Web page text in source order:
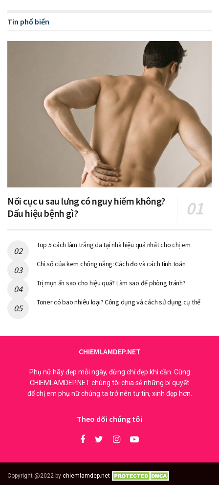
Tin phổ biến
Nổi cục u sau lưng có nguy hiểm không?
Dấu hiệu bệnh gì?
Top 5 cách làm trắng da tại nhà hiệu quả nhất cho chị em
Chỉ số của kem chống nắng: Cách đo và cách tính toán
Trị mụn ẩn sao cho hiệu quả? Làm sao để phòng tránh?
Toner có bao nhiêu loại? Công dụng và cách sử dụng cụ thể
CHIEMLAMDEP.NET
Phụ nữ hãy đẹp mỗi ngày, đừng chỉ đẹp khi cần. Cùng
CHIEMLAMDEP.NET chúng tôi chia sẻ những bí quyết
để chị em phụ nữ chúng ta trở nên tự tin, xinh đẹp hơn.
Theo dõi chúng tôi
Copyright @2022 by chiemlamdep.net